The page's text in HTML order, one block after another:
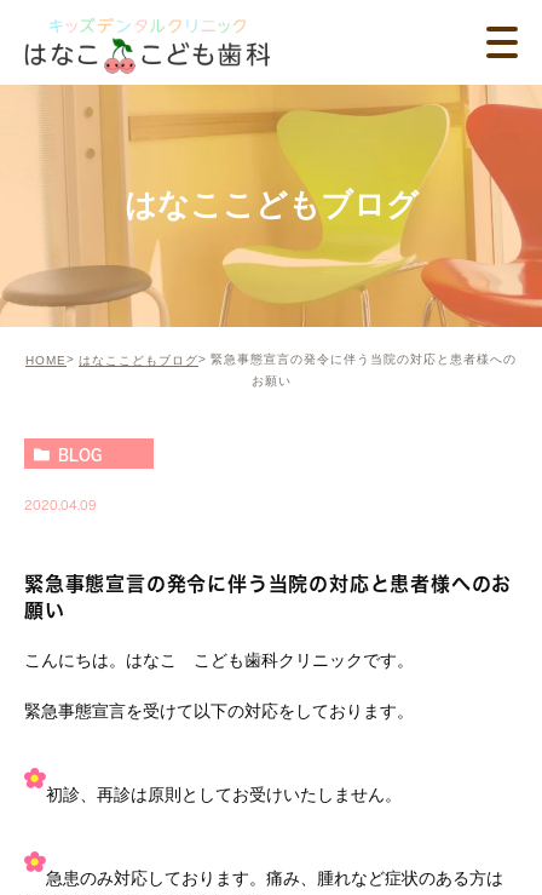
はなここどもブログ
HOME はなここどもブログ
緊急事態宣言の発令に伴う当院の対応と患者様への
お願い
BLOG
2020.04.09
緊急事態宣言の発令に伴う当院の対応と患者様へのお
願い
こんにちは。はなこ こども歯科クリニックです。
緊急事態宣言を受けて以下の対応をしております。
初診、再診は原則としてお受けいたしません。
急患のみ対応しております。痛み、腫れなど症状のある方は